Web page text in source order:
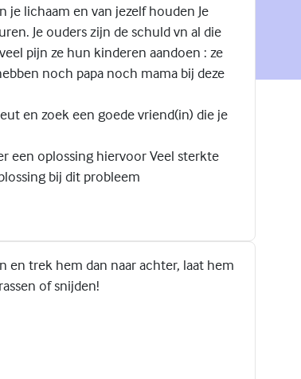
je lichaam en van jezelf houden Je
Je ouders zijn de schuld vn al die
pijn ze hun kinderen aandoen : ze
noch papa noch mama bij deze
en zoek een goede vriend(in) die je
een oplossing hiervoor Veel sterkte
bij dit probleem
en trek hem dan naar achter, laat hem
of snijden!